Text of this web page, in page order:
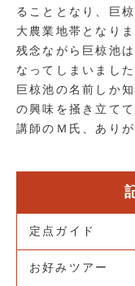
ることとなり、巨
大農業地帯となりま
残念ながら巨椋池
なってしまいました
巨椋池の名前しか
の興味を掻き立て
講師のＭ氏、あり
定点ガイド
お好みツアー